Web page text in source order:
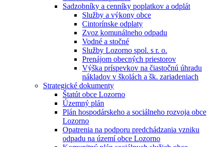
Sadzobníky a cenníky poplatkov a odplát
Služby a výkony obce
Cintorínske odplaty
Zvoz komunálneho odpadu
Vodné a stočné
Služby Lozorno spol. s r. o.
Prenájom obecných priestorov
Výška príspevkov na čiastočnú úhradu
nákladov v školách a šk. zariadeniach
Strategické dokumenty
Štatút obce Lozorno
Územný plán
Plán hospodárskeho a sociálneho rozvoja obce
Lozorno
Opatrenia na podporu predchádzania vzniku
odpadu na území obce Lozorno